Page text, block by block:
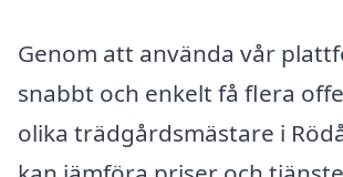
Genom att använda vår
snabbt och enkelt få flera
olika trädgårdsmästare i